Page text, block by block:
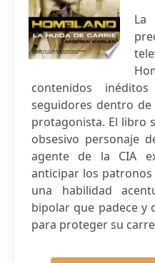
contenidos
seguidores dentro
protagonista. El libro
obsesivo personaje
agente de la CIA
anticipar los
una habilidad
bipolar que padece y
para proteger su